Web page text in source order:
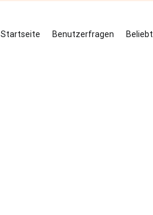
Startseite Benutzerfragen Beliebt